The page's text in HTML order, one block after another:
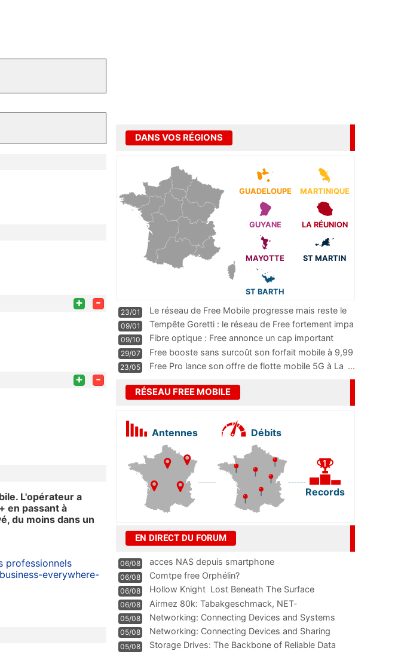
+ -
+ -
L'opérateur a
en passant à
du moins dans un
professionnels
everywhere-
DANS VOS RÉGIONS
GUADELOUPE MARTINIQUE
GUYANE LA RÉUNION
MAYOTTE ST MARTIN
ST BARTH
23/01
Le réseau de Free Mobile progresse mais reste le
m
...
09/01
Tempête Goretti : le réseau de Free fortement impa
09/10
Fibre optique : Free annonce un cap important
pass
...
29/07
Free booste sans surcoût son forfait mobile à 9,99
23/05 Free Pro lance son offre de flotte mobile 5G à La ...
RÉSEAU FREE MOBILE
Antennes Débits
Records
EN DIRECT DU FORUM
06/08 acces NAS depuis smartphone
06/08 Comtpe free Orphélin?
06/08 Hollow Knight  Lost Beneath The Surface
06/08
Airmez 80k: Tabakgeschmack, NET-
Technologie und Leistung im
05/08 Networking: Connecting Devices and Systems
05/08
Networking: Connecting Devices and Sharing
Information
05/08
Storage Drives: The Backbone of Reliable Data